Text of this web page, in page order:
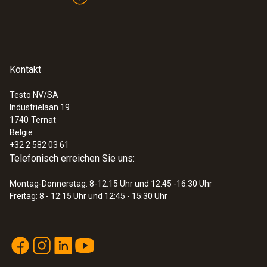
Allgemeine technische Daten
Gewicht
104 g
Abmessungen
Kabellänge
:0563 0110
Temperaturmessgerät mit App-
Anbindung
€ 133,00
€ 160,93
Kontakt
Testo NV/SA
Industrielaan 19
1740 Ternat
België
+32 2 582 03 61
Telefonisch erreichen Sie uns:
Montag-Donnerstag: 8-12:15 Uhr und 12:45 -16:30 Uhr
Freitag: 8 - 12:15 Uhr und 12:45 - 15:30 Uhr